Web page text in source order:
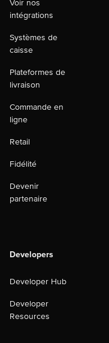
Voir nos
intégrations
Systèmes de
caisse
Plateformes de
livraison
Commande en
ligne
Retail
Fidélité
Devenir
partenaire
Developers
Developer Hub
Developer
Resources